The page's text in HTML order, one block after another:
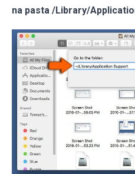
na pasta /Library/